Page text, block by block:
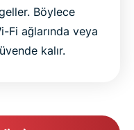
Böylece
Fi ağlarında veya
kalır.